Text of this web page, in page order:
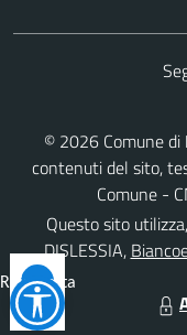
© 2026 Comune di
contenuti del sito,
Comune -
Questo sito
DISLESSIA,
Reimposta
tutto